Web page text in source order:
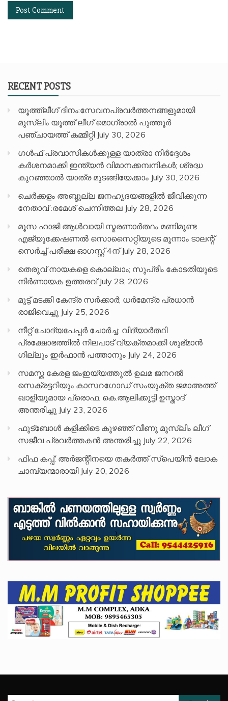
RECENT POSTS
യൂത്ത്ലീഗ് ദിനം:സേവനപ്രവർത്തനങ്ങളുമായി
മുസ്ലിം യൂത്ത് ലീഗ് മൊഗ്രാൽ പുത്തൂർ
പഞ്ചായത്ത് കമ്മിറ്റി July 30, 2026
ഗൾഫ് പ്രവാസികൾക്കുള്ള യാത്രാ നിർദ്ദേശം
കർശനമാക്കി ഇന്ത്യൻ വിമാനക്കമ്പനികൾ; ശ്രദ്ധ
കുറഞ്ഞാൽ യാത്ര മുടങ്ങിയേക്കാം July 30, 2026
ചെർക്കളം അബ്ദുല്ല ജനഹൃദയങ്ങളിൽ ജീവിക്കുന്ന
നേതാവ് :രമേശ് ചെന്നിത്തല July 28, 2026
മൂസ ഹാജി ആൾവായി സ്മരണാർത്ഥം മണിമുണ്ട
എജ്യൂക്കേഷണൽ സൊസൈറ്റിയുടെ മൂന്നാം ടാലന്റ്
സെർച്ച് പരീക്ഷ ഓഗസ്റ്റ് 4ന് July 28, 2026
തെരുവ് നായകളെ കൊല്ലാം; സുപ്രീം കോടതിയുടെ
നിർണായക ഉത്തരവ് July 28, 2026
മുട്ട് മടക്കി കേന്ദ്ര സർക്കാർ; ധർമേന്ദ്ര പ്രധാൻ
രാജിവെച്ചു July 25, 2026
നീറ്റ് ചോദ്യപേപ്പര്‍ ചോര്‍ച്ച; വിദ്യാർത്ഥി
പ്രക്ഷോഭത്തിൽ നിലപാട് വ്യക്തമാക്കി ശുഭ്മാൻ
ഗില്ലും ഇർഫാൻ പത്താനും July 24, 2026
സമസ്ത കേരള ജംഇയ്യത്തുൽ ഉലമ ജനറൽ
സെക്രട്ടറിയും കാസറഗോഡ് സംയുക്ത ജമാഅത്ത്
ഖാളിയുമായ പ്രൊഫ. കെ.ആലിക്കുട്ടി ഉസ്താദ്
അന്തരിച്ചു July 23, 2026
ഫുട്ബോൾ കളിക്കിടെ കുഴഞ്ഞ് വീണു മുസ്ലിം ലീഗ്
സജീവ പ്രവർത്തകൻ അന്തരിച്ചു July 22, 2026
ഫിഫ കപ്പ്: അർജന്റീനയെ തകർത്ത് സ്പെയിൻ ലോക
ചാമ്പ്യന്മാരായി July 20, 2026